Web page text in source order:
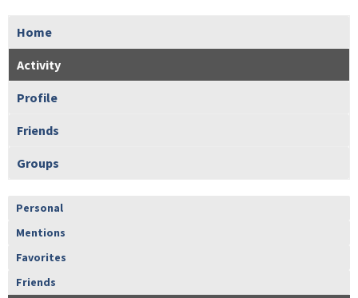
Home
Activity
Profile
Friends
Groups
Personal
Mentions
Favorites
Friends